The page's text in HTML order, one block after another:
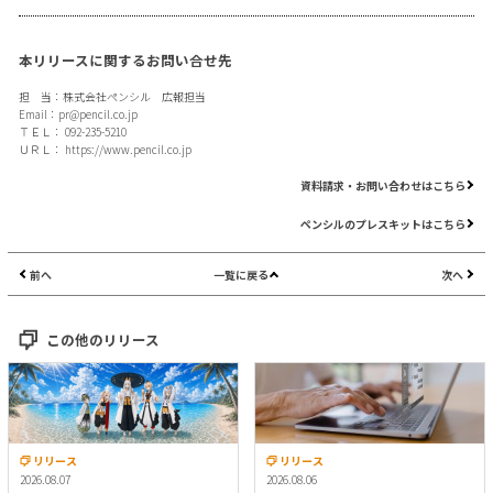
本リリースに関するお問い合せ先
担 当：株式会社ペンシル 広報担当
Email： pr@pencil.co.jp
ＴＥＬ： 092-235-5210
ＵＲＬ： https://www.pencil.co.jp
資料請求・お問い合わせはこちら
ペンシルのプレスキットはこちら
前へ 一覧に戻る 次へ
この他のリリース
リリース
2026.08.07
リリース
2026.08.06